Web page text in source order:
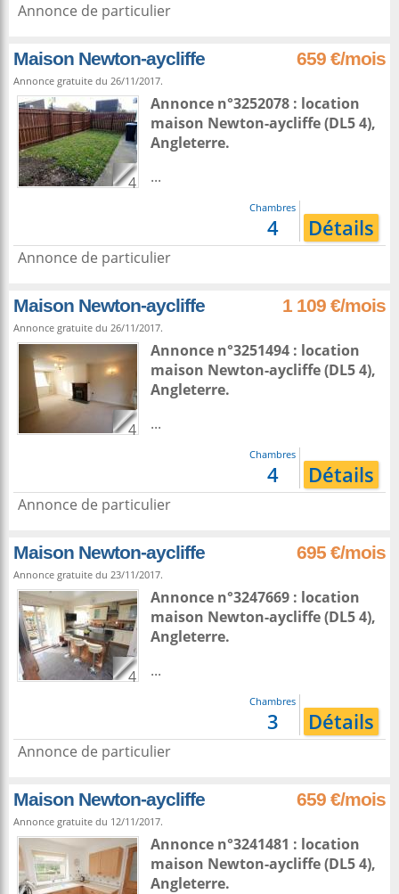
Annonce de particulier
Maison Newton-aycliffe 659 €/mois
Annonce gratuite du 26/11/2017.
4
Annonce n°3252078 : location
maison Newton-aycliffe(DL5 4),
Angleterre.
...
Chambres
4 Détails
Annonce de particulier
Maison Newton-aycliffe 1 109 €/mois
Annonce gratuite du 26/11/2017.
4
Annonce n°3251494 : location
maison Newton-aycliffe(DL5 4),
Angleterre.
...
Chambres
4 Détails
Annonce de particulier
Maison Newton-aycliffe 695 €/mois
Annonce gratuite du 23/11/2017.
4
Annonce n°3247669 : location
maison Newton-aycliffe(DL5 4),
Angleterre.
...
Chambres
3 Détails
Annonce de particulier
Maison Newton-aycliffe 659 €/mois
Annonce gratuite du 12/11/2017.
Annonce n°3241481 : location
maison Newton-aycliffe(DL5 4),
Angleterre.